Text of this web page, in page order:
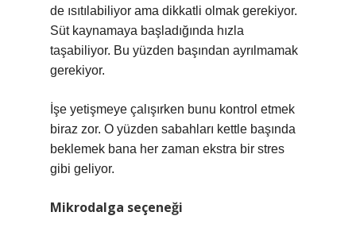
de ısıtılabiliyor ama dikkatli olmak gerekiyor.
Süt kaynamaya başladığında hızla
taşabiliyor. Bu yüzden başından ayrılmamak
gerekiyor.
İşe yetişmeye çalışırken bunu kontrol etmek
biraz zor. O yüzden sabahları kettle başında
beklemek bana her zaman ekstra bir stres
gibi geliyor.
Mikrodalga seçeneği